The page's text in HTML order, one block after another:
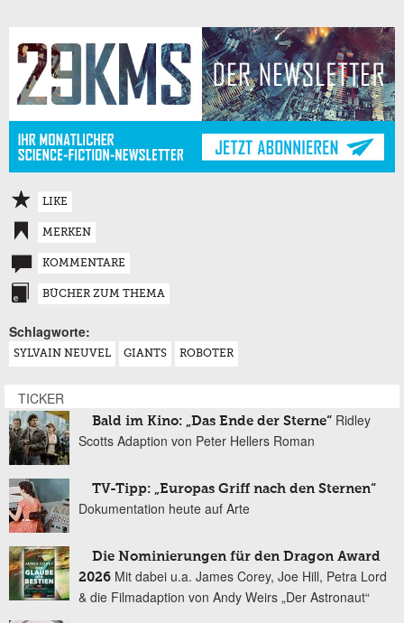
LIKE
MERKEN
KOMMENTARE
BÜCHER ZUM THEMA
Schlagworte:
SYLVAIN NEUVEL GIANTS ROBOTER
TICKER
Bald im Kino: „Das Ende der Sterne“ Ridley
Scotts Adaption von Peter Hellers Roman
TV-Tipp: „Europas Griff nach den Sternen“
Dokumentation heute auf Arte
Die Nominierungen für den Dragon Award
2026 Mit dabei u.a. James Corey, Joe Hill, Petra Lord
& die Filmadaption von Andy Weirs „Der Astronaut“